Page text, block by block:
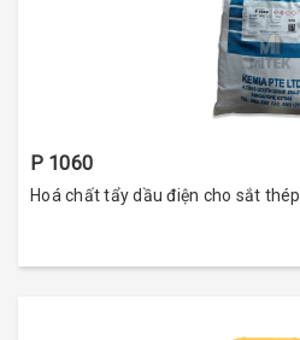
P 1060
Hoá chất tẩy dầu điện cho sắt thép